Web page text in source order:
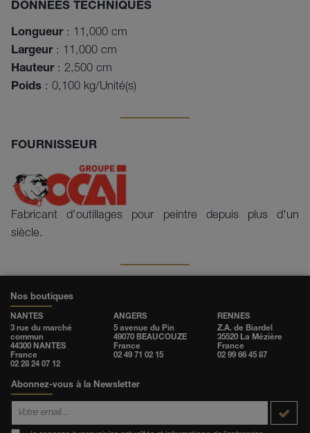
DONNÉES TECHNIQUES
Longueur: 11,000 cm
Largeur: 11,000 cm
Hauteur: 2,500 cm
Poids : 0,100 kg/Unité(s)
FOURNISSEUR
Fabricant d'outillages pour peintre depuis plus d'un
siècle.
Nos boutiques
NANTES
3 rue du marché
commun
44300 NANTES
France
02 28 24 07 12
ANGERS
5 avenue du Pin
49070 BEAUCOUZE
France
02 49 71 02 15
RENNES
Z.A. de Biardel
35520 La Mézière
France
02 99 66 45 87
Abonnez-vous à la Newsletter